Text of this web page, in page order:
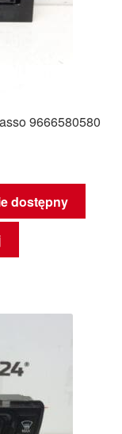
9666580580
dostępny